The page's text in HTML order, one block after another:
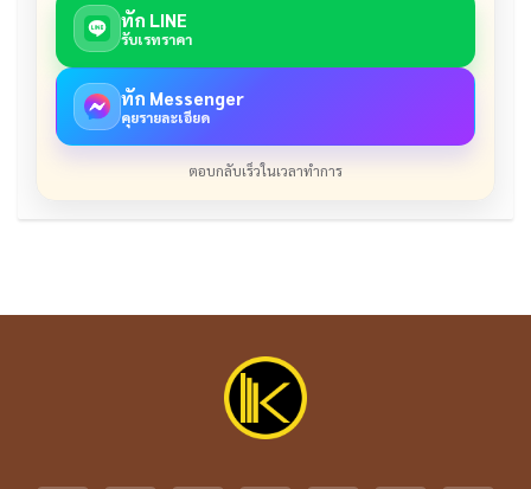
ทัก LINE
รับเรทราคา
ทัก Messenger
คุยรายละเอียด
ตอบกลับเร็วในเวลาทำการ